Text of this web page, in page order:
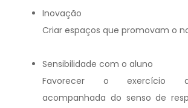
Inovação
Criar espaços que promovam o
Sensibilidade com o aluno
Favorecer o exercício
acompanhada do senso de